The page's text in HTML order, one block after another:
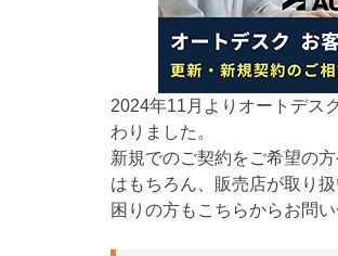
2024年11月よりオートデス
わりました。
新規でのご契約をご希望の
はもちろん、販売店が取り
困りの方もこちらからお問い